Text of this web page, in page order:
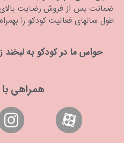
ضمانت پس از فروش رضایت بالای
طول سالهای فعالیت کودکو را
حواس ما در كودكو به
همراهی با